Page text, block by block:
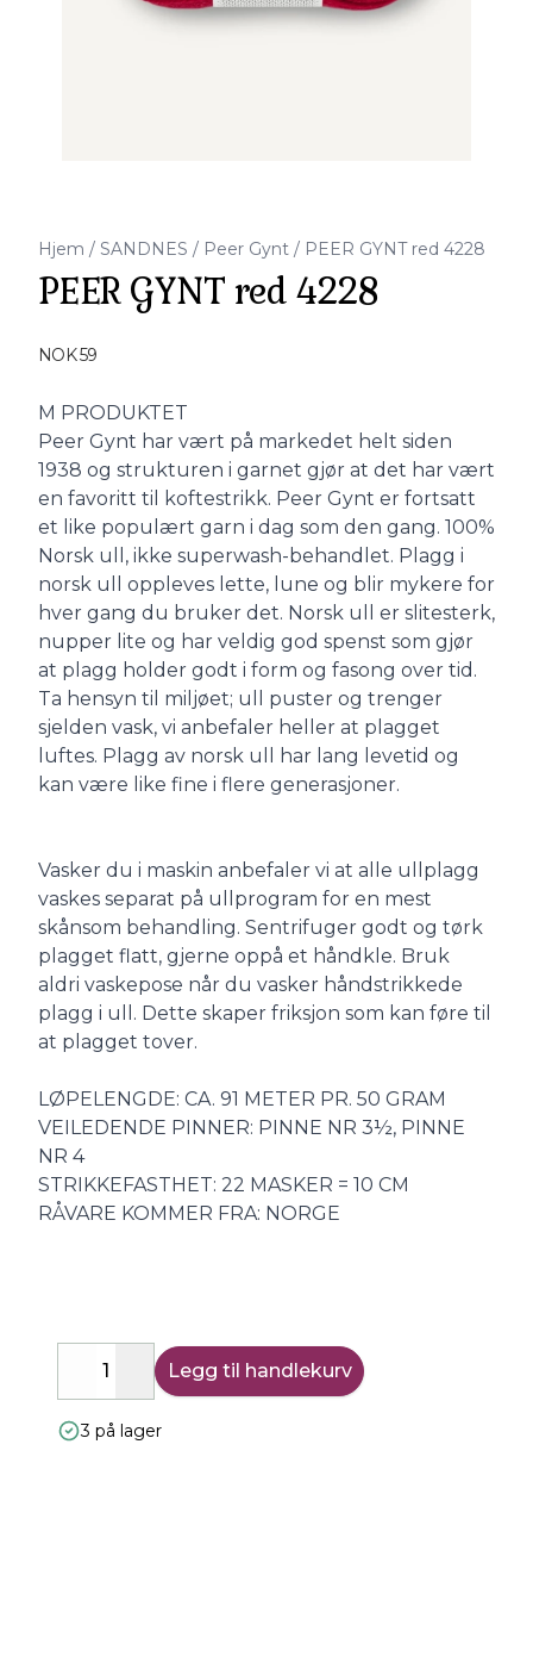
Hjem / SANDNES / Peer Gynt / PEER GYNT red 4228
PEER GYNT red 4228
NOK 59
Description
M PRODUKTET
Peer Gynt har vært på markedet helt siden
1938 og strukturen i garnet gjør at det har vært
en favoritt til koftestrikk. Peer Gynt er fortsatt
et like populært garn i dag som den gang. 100%
Norsk ull, ikke superwash-behandlet. Plagg i
norsk ull oppleves lette, lune og blir mykere for
hver gang du bruker det. Norsk ull er slitesterk,
nupper lite og har veldig god spenst som gjør
at plagg holder godt i form og fasong over tid.
Ta hensyn til miljøet; ull puster og trenger
sjelden vask, vi anbefaler heller at plagget
luftes. Plagg av norsk ull har lang levetid og
kan være like fine i flere generasjoner.
Vasker du i maskin anbefaler vi at alle ullplagg
vaskes separat på ullprogram for en mest
skånsom behandling. Sentrifuger godt og tørk
plagget flatt, gjerne oppå et håndkle. Bruk
aldri vaskepose når du vasker håndstrikkede
plagg i ull. Dette skaper friksjon som kan føre til
at plagget tover.
LØPELENGDE: CA. 91 METER PR. 50 GRAM
VEILEDENDE PINNER: PINNE NR 3½, PINNE
NR 4
STRIKKEFASTHET: 22 MASKER = 10 CM
RÅVARE KOMMER FRA: NORGE
DecreaseIncrease
Legg til handlekurv
3 på lager